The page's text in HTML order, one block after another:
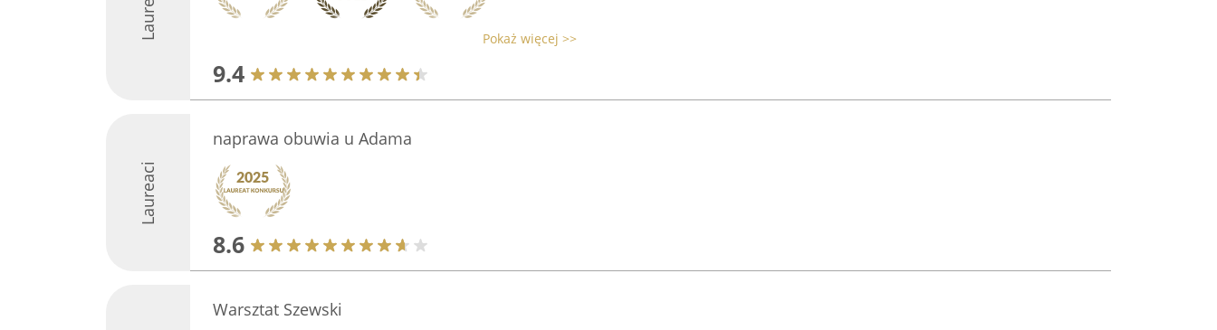
Pokaż więcej >>
9.4
Laureaci
naprawa obuwia u Adama
8.6
Warsztat Szewski